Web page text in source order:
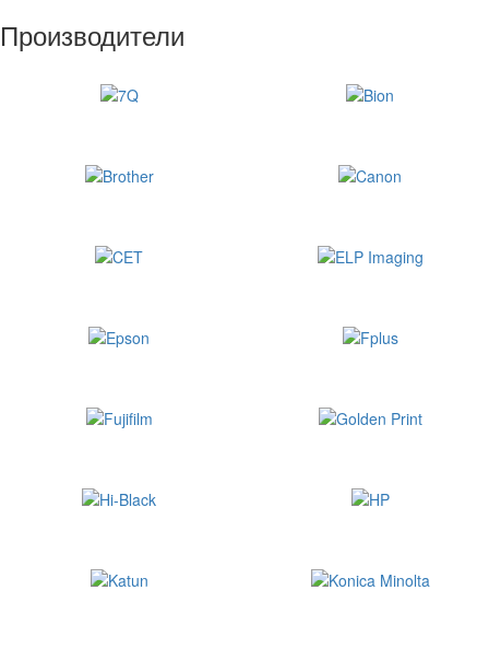
Производители